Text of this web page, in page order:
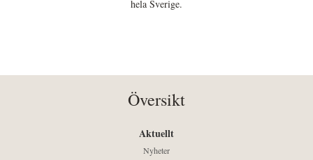
hela Sverige.
Översikt
Aktuellt
Nyheter